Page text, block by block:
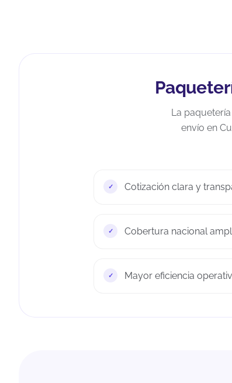
La
envío en
Cotización clara y
Cobertura nacional
Mayor eficiencia